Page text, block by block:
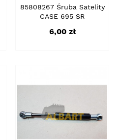
85808267 Śruba Satelity
CASE 695 SR
Cena
6,00 zł